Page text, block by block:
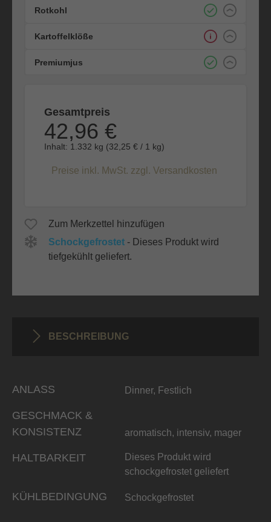
Rotkohl
Kartoffelklöße
Premiumjus
Gesamtpreis
42,96 €
Inhalt: 1.332 kg (32,25 € / 1 kg)
Preise inkl. MwSt. zzgl. Versandkosten
Zum Merkzettel hinzufügen
Schockgefrostet - Dieses Produkt wird
tiefgekühlt geliefert.
BESCHREIBUNG
ANLASS Dinner, Festlich
GESCHMACK &
KONSISTENZ
aromatisch, intensiv, mager
HALTBARKEIT
Dieses Produkt wird
schockgefrostet geliefert
KÜHLBEDINGUNG Schockgefrostet